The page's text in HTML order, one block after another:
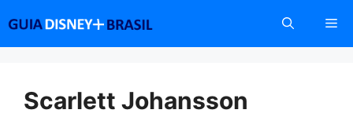
conteúdo
Scarlett Johansson